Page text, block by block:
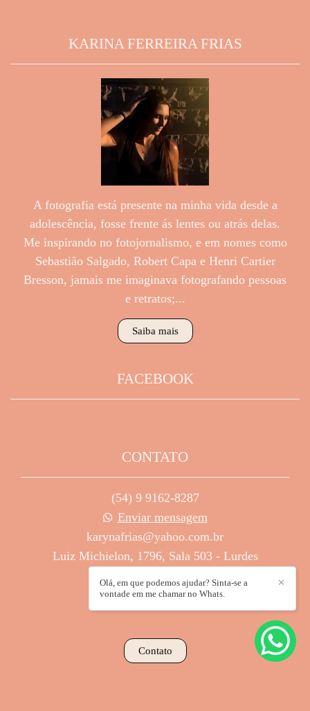
KARINA FERREIRA FRIAS
A fotografia está presente na minha vida desde a
adolescência, fosse frente ás lentes ou atrás delas.
Me inspirando no fotojornalismo, e em nomes como
Sebastião Salgado, Robert Capa e Henri Cartier
Bresson, jamais me imaginava fotografando pessoas
e retratos;...
Saiba mais
FACEBOOK
CONTATO
(54) 9 9162-8287
Enviar mensagem
karynafrias@yahoo.com.br
Luiz Michielon, 1796, Sala 503 - Lurdes
Contato
✕
Olá, em que podemos ajudar? Sinta-se a
vontade em me chamar no Whats.